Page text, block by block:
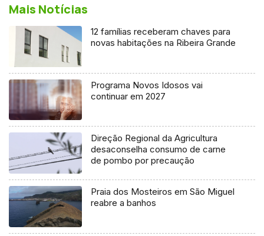
Mais Notícias
12 famílias receberam chaves para
novas habitações na Ribeira Grande
Programa Novos Idosos vai
continuar em 2027
Direção Regional da Agricultura
desaconselha consumo de carne
de pombo por precaução
Praia dos Mosteiros em São Miguel
reabre a banhos